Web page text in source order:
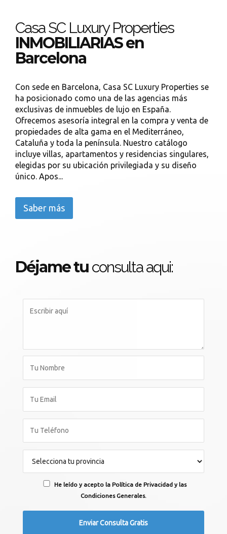
Casa SC Luxury Properties
INMOBILIARIAS en
Barcelona
Con sede en Barcelona, Casa SC Luxury Properties se
ha posicionado como una de las agencias más
exclusivas de inmuebles de lujo en España.
Ofrecemos asesoría integral en la compra y venta de
propiedades de alta gama en el Mediterráneo,
Cataluña y toda la península. Nuestro catálogo
incluye villas, apartamentos y residencias singulares,
elegidas por su ubicación privilegiada y su diseño
único. Apos...
Saber más
Déjame tu consulta aqui:
He leído y acepto la Política de Privacidad y las
Condiciones Generales.